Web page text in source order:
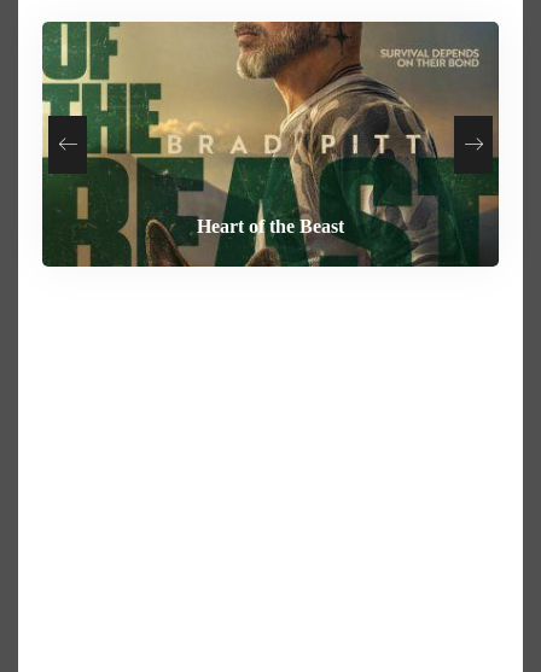
Your Mother Your Mother Your Mother
Heart of the Beast
Behemoth
How To Rob A Bank